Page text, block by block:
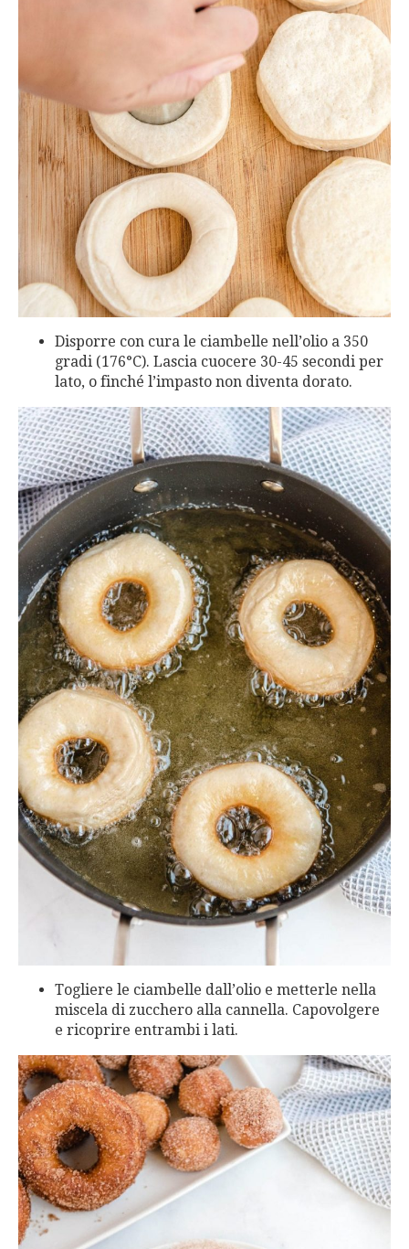
Disporre con cura le ciambelle nell’olio a 350
gradi (176°C). Lascia cuocere 30-45 secondi per
lato, o finché l’impasto non diventa dorato.
Togliere le ciambelle dall’olio e metterle nella
miscela di zucchero alla cannella. Capovolgere
e ricoprire entrambi i lati.